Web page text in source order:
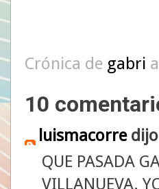
Crónica de gabri
10
luismacorre
QUE PASADA
VILLANUEVA.